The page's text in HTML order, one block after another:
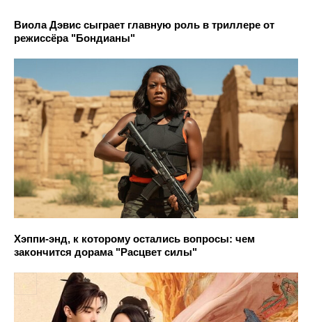
Виола Дэвис сыграет главную роль в триллере от
режиссёра "Бондианы"
Хэппи-энд, к которому остались вопросы: чем
закончится дорама "Расцвет силы"